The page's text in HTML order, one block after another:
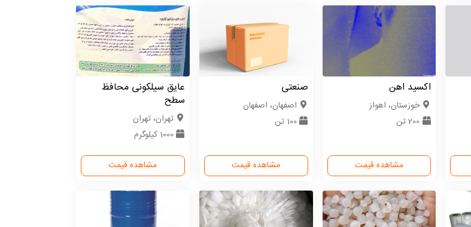
اکسید اهن
خوزستان، اهواز
200 تن
مشاهده قیمت
صنعتی
اصفهان، اصفهان
100 تن
مشاهده قیمت
عایق سیلکونی محافظ
سطح
تهران، تهران
1000 کیلوگرم
مشاهده قیمت